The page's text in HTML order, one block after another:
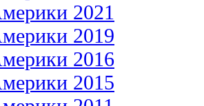
2021
2019
2016
2015